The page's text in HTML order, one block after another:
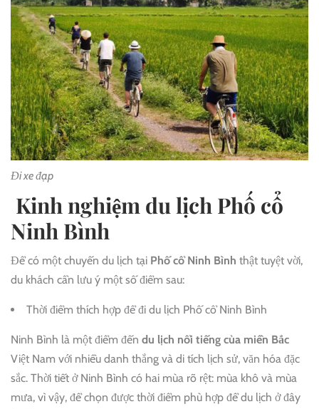
Đi xe đạp
Kinh nghiệm du lịch Phố cổ
Ninh Bình
Để có một chuyến du lịch tại Phố cổ Ninh Bình thật tuyệt vời,
du khách cần lưu ý một số điểm sau:
Thời điểm thích hợp để đi du lịch Phố cổ Ninh Bình
Ninh Bình là một điểm đến du lịch nổi tiếng của miền Bắc
Việt Nam với nhiều danh thắng và di tích lịch sử, văn hóa đặc
sắc. Thời tiết ở Ninh Bình có hai mùa rõ rệt: mùa khô và mùa
mưa, vì vậy, để chọn được thời điểm phù hợp để du lịch ở đây